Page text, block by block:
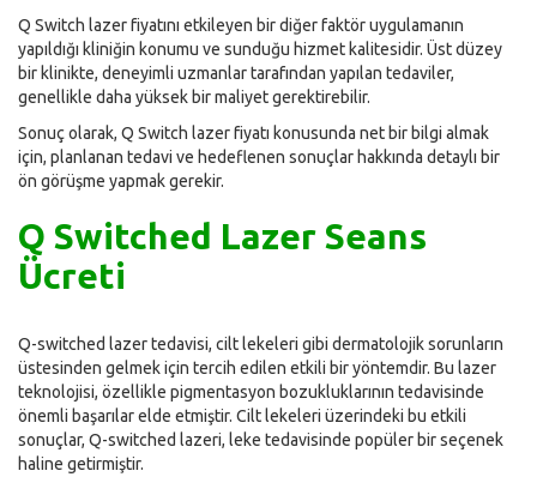
Q Switch lazer fiyatını etkileyen bir diğer faktör uygulamanın
yapıldığı kliniğin konumu ve sunduğu hizmet kalitesidir. Üst düzey
bir klinikte, deneyimli uzmanlar tarafından yapılan tedaviler,
genellikle daha yüksek bir maliyet gerektirebilir.
Sonuç olarak, Q Switch lazer fiyatı konusunda net bir bilgi almak
için, planlanan tedavi ve hedeflenen sonuçlar hakkında detaylı bir
ön görüşme yapmak gerekir.
Q Switched Lazer Seans
Ücreti
Q-switched lazer tedavisi, cilt lekeleri gibi dermatolojik sorunların
üstesinden gelmek için tercih edilen etkili bir yöntemdir. Bu lazer
teknolojisi, özellikle pigmentasyon bozukluklarının tedavisinde
önemli başarılar elde etmiştir. Cilt lekeleri üzerindeki bu etkili
sonuçlar, Q-switched lazeri, leke tedavisinde popüler bir seçenek
haline getirmiştir.